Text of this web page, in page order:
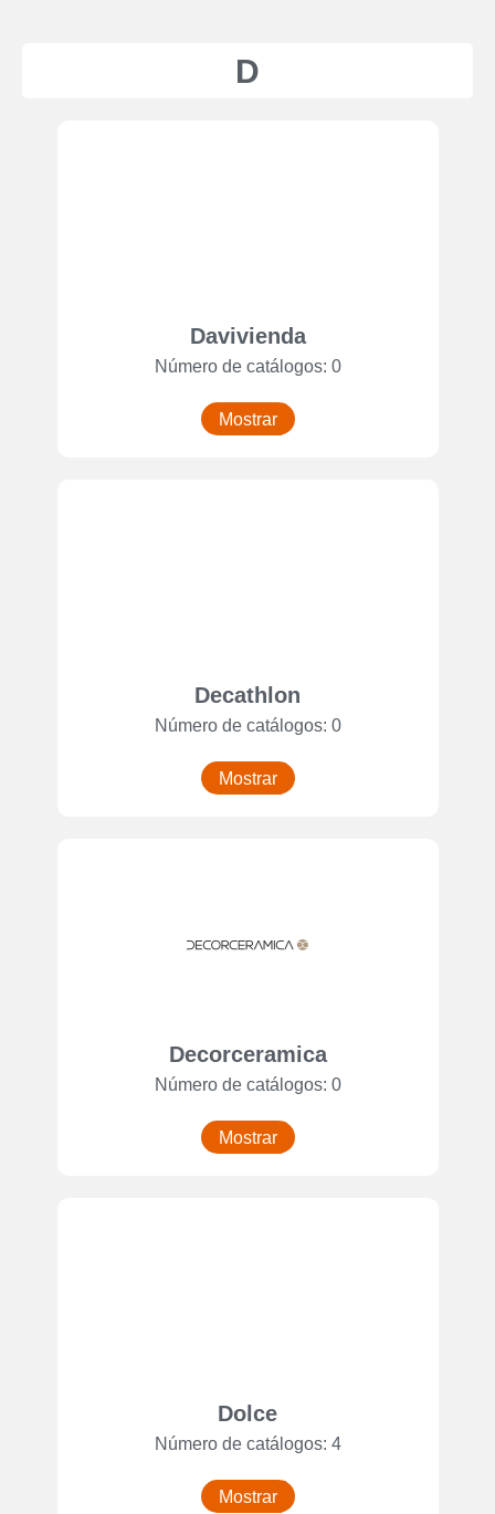
D
Davivienda
Número de catálogos: 0
Mostrar
Decathlon
Número de catálogos: 0
Mostrar
Decorceramica
Número de catálogos: 0
Mostrar
Dolce
Número de catálogos: 4
Mostrar